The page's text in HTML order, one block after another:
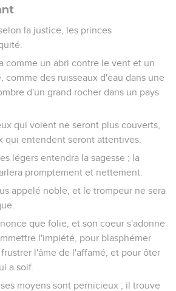
la justice, les princes
comme un abri contre le vent et un
comme des ruisseaux d'eau dans une
d'un grand rocher dans un pays
qui voient ne seront plus couverts,
qui entendent seront attentives.
légers entendra la sagesse ; la
promptement et nettement.
appelé noble, et le trompeur ne sera
que folie, et son coeur s'adonne
l'impiété, pour blasphémer
l'âme de l'affamé, et pour ôter
a soif.
moyens sont pernicieux ; il trouve